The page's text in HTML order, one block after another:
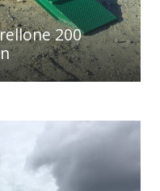
200